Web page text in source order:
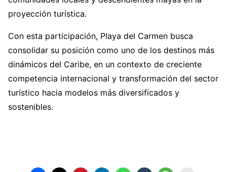
proyección turística.
Con esta participación, Playa del Carmen busca
consolidar su posición como uno de los destinos más
dinámicos del Caribe, en un contexto de creciente
competencia internacional y transformación del sector
turístico hacia modelos más diversificados y
sostenibles.